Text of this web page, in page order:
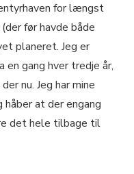
for længst
før havde både
planeret. Jeg er
en gang hver tredje år,
nu. Jeg har mine
håber at der engang
det hele tilbage til